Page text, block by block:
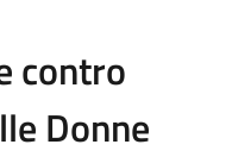
contro
Donne